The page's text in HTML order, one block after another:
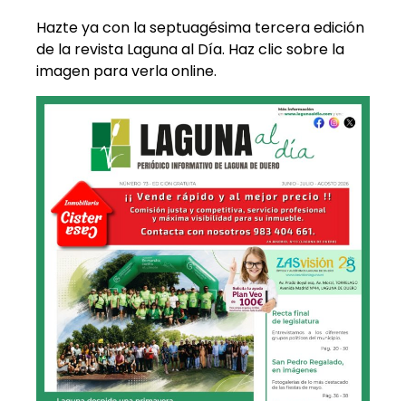
Hazte ya con la septuagésima tercera edición
de la revista Laguna al Día. Haz clic sobre la
imagen para verla online.